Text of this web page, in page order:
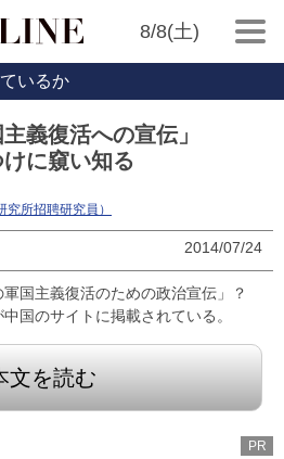
8/8(土)
いるか
義復活への宣伝」
に窺い知る
究所招聘研究員）
2014/07/24
軍国主義復活のための政治宣伝」？
国のサイトに掲載されている。
文を読む
PR